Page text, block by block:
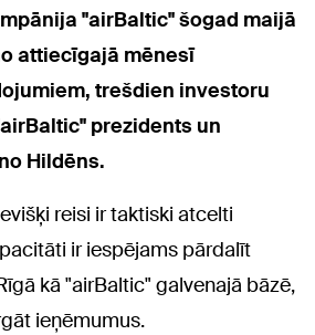
"airBaltic" šogad maijā
attiecīgajā mēnesī
trešdien investoru
prezidents un
Hildēns.
reisi ir taktiski atcelti
ir iespējams pārdalīt
kā "airBaltic" galvenajā bāzē,
ieņēmumus.